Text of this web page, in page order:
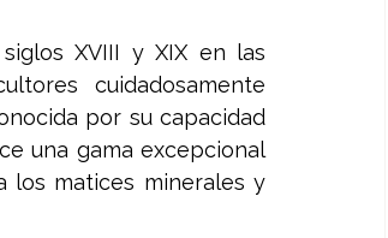
XVIII y XIX en las
cuidadosamente
por su capacidad
una gama excepcional
los matices minerales y